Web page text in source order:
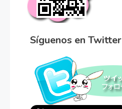
Síguenos en Twitter